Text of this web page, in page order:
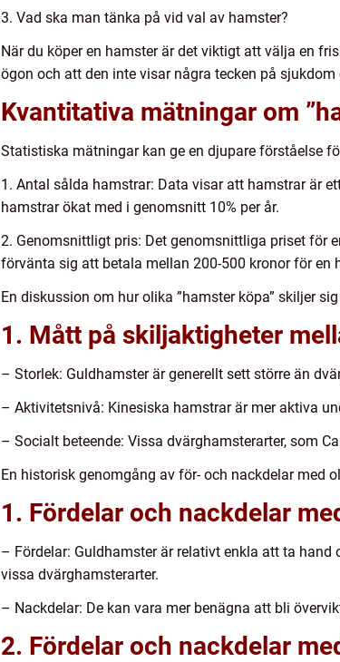
3. Vad ska man tänka på vid val av hamster?
När du köper en hamster är det viktigt att välja en
ögon och att den inte visar några tecken på sjukdom
Kvantitativa mätningar om
Statistiska mätningar kan ge en djupare förståelse
1. Antal sålda hamstrar: Data visar att hamstrar är
hamstrar ökat med i genomsnitt 10% per år.
2. Genomsnittligt pris: Det genomsnittliga priset för
förvänta sig att betala mellan 200-500 kronor för en
En diskussion om hur olika ”hamster köpa” skiljer
1. Mått på skiljaktigheter
– Storlek: Guldhamster är generellt sett större än
– Aktivitetsnivå: Kinesiska hamstrar är mer aktiva
– Socialt beteende: Vissa dvärghamsterarter, som
En historisk genomgång av för- och nackdelar med
1. Fördelar och nackdelar
– Fördelar: Guldhamster är relativt enkla att ta
vissa dvärghamsterarter.
– Nackdelar: De kan vara mer benägna att bli
2. Fördelar och nackdelar